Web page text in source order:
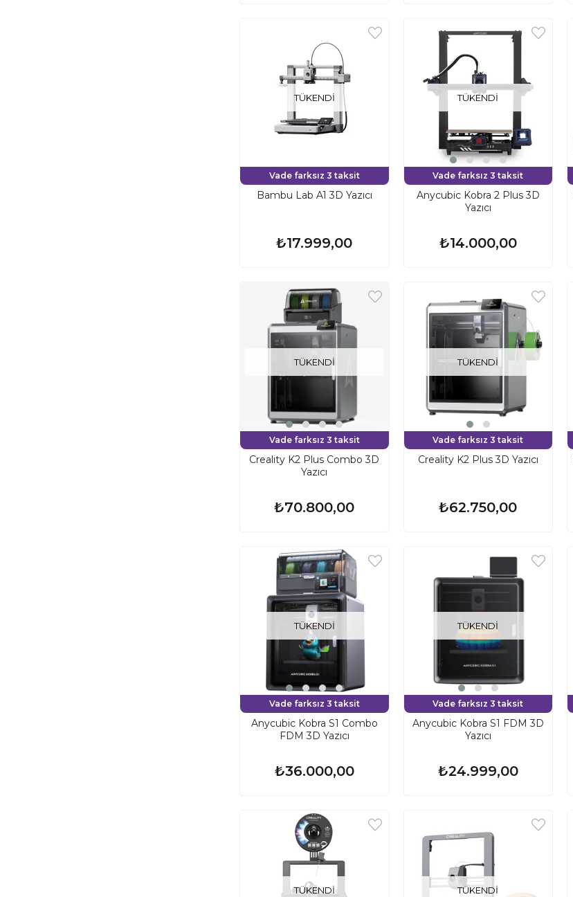
TÜKENDI
Bambu Lab A1 3D Yazıcı
₺17.999,00
Vade farksız 3 taksit
TÜKENDI
Anycubic Kobra 2 Plus 3D
Yazıcı
₺14.000,00
Vade farksız 3 taksit
TÜKENDI
Creality K2 Plus Combo 3D
Yazıcı
₺70.800,00
Vade farksız 3 taksit
TÜKENDI
Creality K2 Plus 3D Yazıcı
₺62.750,00
Vade farksız 3 taksit
TÜKENDI
Anycubic Kobra S1 Combo
FDM 3D Yazıcı
₺36.000,00
Vade farksız 3 taksit
TÜKENDI
Anycubic Kobra S1 FDM 3D
Yazıcı
₺24.999,00
Vade farksız 3 taksit
TÜKENDI TÜKENDI